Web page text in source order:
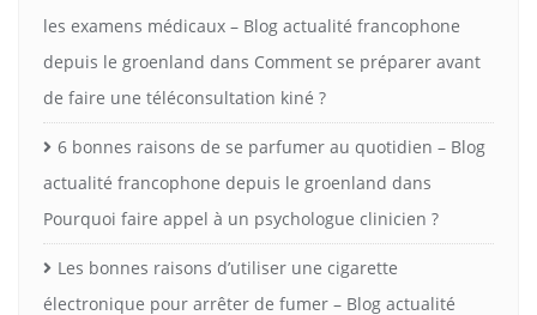
les examens médicaux – Blog actualité francophone
depuis le groenland dans Comment se préparer avant
de faire une téléconsultation kiné ?
6 bonnes raisons de se parfumer au quotidien – Blog
actualité francophone depuis le groenland dans
Pourquoi faire appel à un psychologue clinicien ?
Les bonnes raisons d’utiliser une cigarette
électronique pour arrêter de fumer – Blog actualité